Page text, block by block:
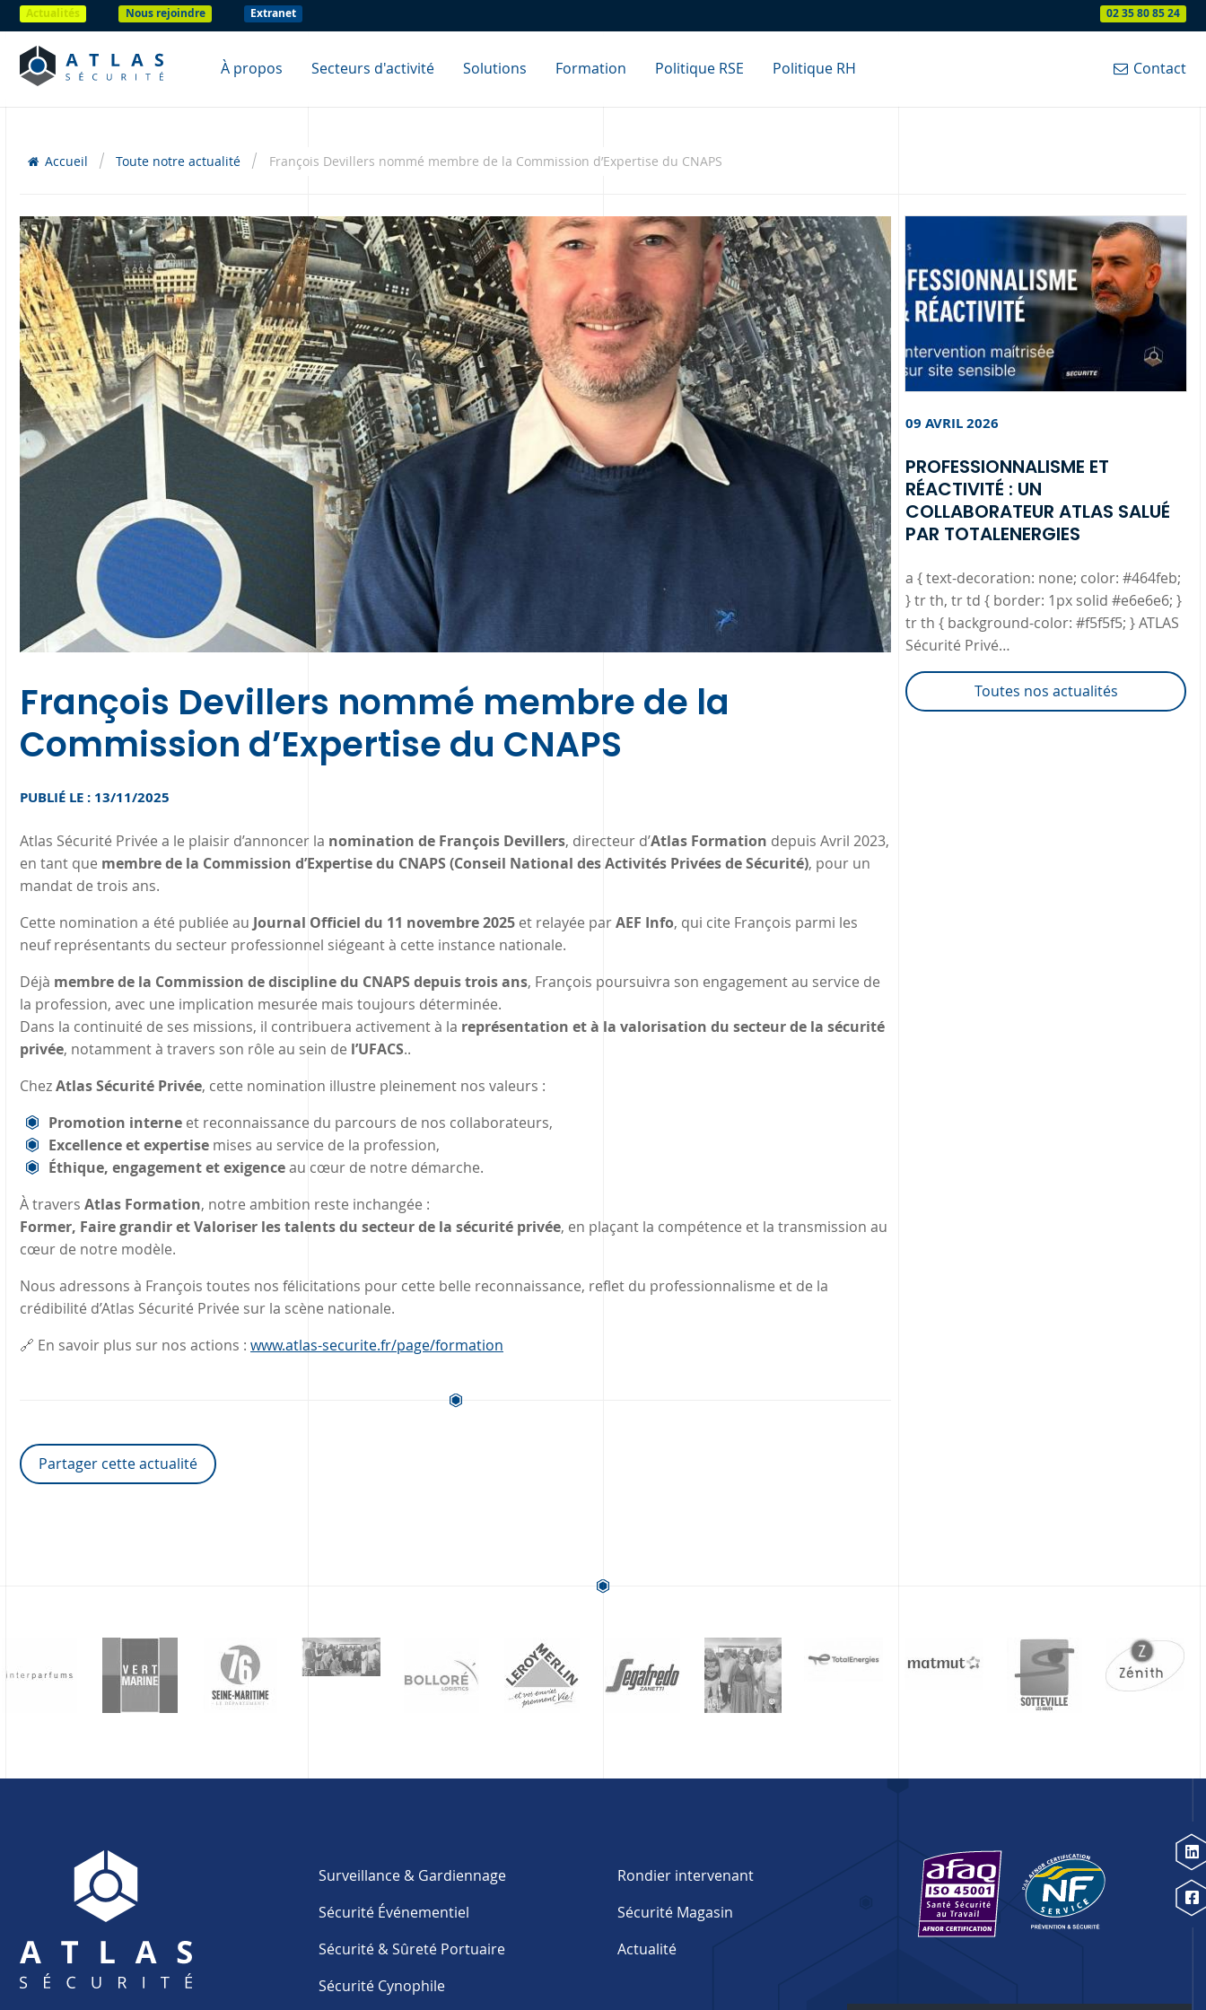
Actualités Nous rejoindre Extranet 02 35 80 85 24
À propos Secteurs d'activité Solutions Formation Politique RSE Contact
Politique RH
Accueil Toute notre actualité François Devillers nommé membre de la Commission d’Expertise du CNAPS
François Devillers nommé membre de la
Commission d’Expertise du CNAPS
PUBLIÉ LE : 13/11/2025
Atlas Sécurité Privée a le plaisir d’annoncer la nomination de François Devillers, directeur d’Atlas Formation depuis Avril 2023,
en tant que membre de la Commission d’Expertise du CNAPS (Conseil National des Activités Privées de Sécurité), pour un
mandat de trois ans.
Cette nomination a été publiée au Journal Officiel du 11 novembre 2025 et relayée parAEF Info, qui cite François parmi les
neuf représentants du secteur professionnel siégeant à cette instance nationale.
Déjà membre de la Commission de discipline du CNAPS depuis trois ans, François poursuivra son engagement au service de
la profession, avec une implication mesurée mais toujours déterminée.
Dans la continuité de ses missions, il contribuera activement à la représentation et à la valorisation du secteur de la sécurité
privée, notamment à travers son rôle au sein de l’UFACS..
ChezAtlas Sécurité Privée, cette nomination illustre pleinement nos valeurs :
Promotion interne et reconnaissance du parcours de nos collaborateurs,
Excellence et expertise mises au service de la profession,
Éthique, engagement et exigenceau cœur de notre démarche.
À travers Atlas Formation, notre ambition reste inchangée :
Former, Faire grandir et Valoriser les talents du secteur de la sécurité privée, en plaçant la compétence et la transmission au
cœur de notre modèle.
Nous adressons à François toutes nos félicitations pour cette belle reconnaissance, reflet du professionnalisme et de la
crédibilité d’Atlas Sécurité Privée sur la scène nationale.
🔗 En savoir plus sur nos actions : www.atlas-securite.fr/page/formation
Partager cette actualité
09 AVRIL 2026
PROFESSIONNALISME ET
RÉACTIVITÉ : UN
COLLABORATEUR ATLAS SALUÉ
PAR TOTALENERGIES
a { text-decoration: none; color: #464feb;
} tr th, tr td { border: 1px solid #e6e6e6; }
tr th { background-color: #f5f5f5; } ATLAS
Sécurité Privé…
Toutes nos actualités
Surveillance & Gardiennage
Sécurité Événementiel
Sécurité & Sûreté Portuaire
Sécurité Cynophile
Rondier intervenant
Sécurité Magasin
Actualité